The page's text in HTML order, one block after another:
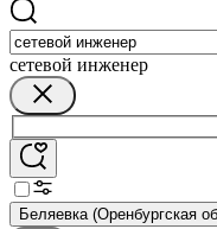
сетевой инженер
Беляевка (Оренбургская